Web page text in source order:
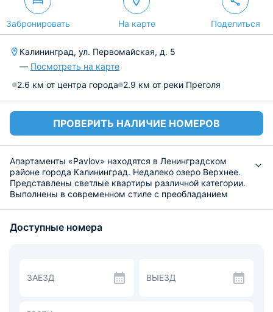
Забронировать На карте Поделиться
Калининград, ул. Первомайская, д. 5
— Посмотреть на карте
2.6 км от центра города 2.9 км от реки Преголя
ПРОВЕРИТЬ НАЛИЧИЕ НОМЕРОВ
Апартаменты «Pavlov» находятся в Ленинградском
районе города Калининград. Недалеко озеро Верхнее.
Представлены светлые квартиры различной категории.
Выполнены в современном стиле с преобладанием
двуспальная кровать, ванная комната, современное
техника. Чуть дальше дома есть пиццерия, ресторан,
булочная.
Доступные номера
ЗАЕЗД ВЫЕЗД